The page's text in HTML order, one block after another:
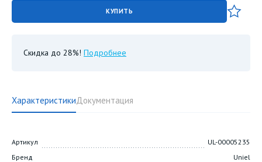
КУПИТЬ
Скидка до 28%! Подробнее
ХарактеристикиДокументация
Артикул
UL-00005235
Бренд
Uniel